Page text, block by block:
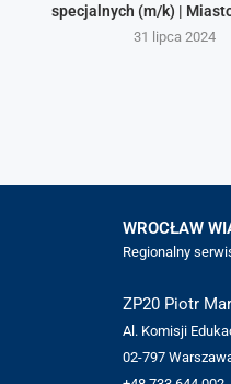
specjalnych (m/k) |
31 lipca 2024
WROCŁAW
Regionalny
ZP20 Piotr
Al. Komisji
02-797